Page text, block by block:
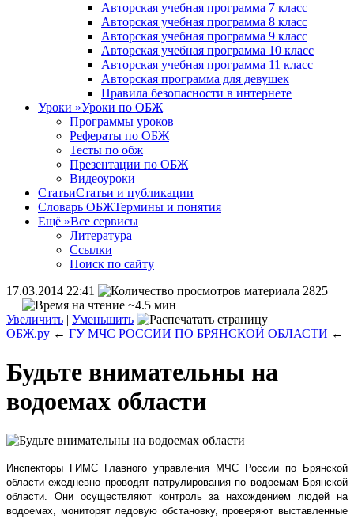
Авторская учебная программа 7 класс
Авторская учебная программа 8 класс
Авторская учебная программа 9 класс
Авторская учебная программа 10 класс
Авторская учебная программа 11 класс
Авторская программа для девушек
Правила безопасности в интернете
Уроки »Уроки по ОБЖ
Программы уроков
Рефераты по ОБЖ
Тесты по обж
Презентации по ОБЖ
Видеоуроки
СтатьиСтатьи и публикации
Словарь ОБЖТермины и понятия
Ещё »Все сервисы
Литература
Ссылки
Поиск по сайту
17.03.2014 22:41
2825
~4.5 мин
Увеличить | Уменьшить
ОБЖ.ру ← ГУ МЧС РОССИИ ПО БРЯНСКОЙ ОБЛАСТИ ←
Будьте внимательны на
водоемах области
Инспекторы ГИМС Главного управления МЧС России по Брянской
области ежедневно проводят патрулирования по водоемам Брянской
области. Они осуществляют контроль за нахождением людей на
водоемах, мониторят ледовую обстановку, проверяют выставленные